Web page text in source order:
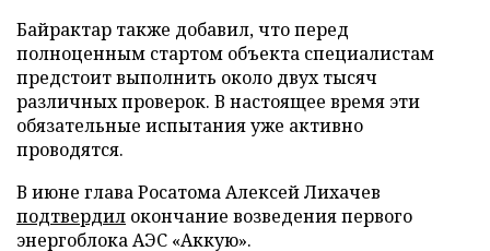
Байрактар также добавил, что перед
полноценным стартом объекта специалистам
предстоит выполнить около двух тысяч
различных проверок. В настоящее время эти
обязательные испытания уже активно
проводятся.
В июне глава Росатома Алексей Лихачев
подтвердил окончание возведения первого
энергоблока АЭС «Аккую».